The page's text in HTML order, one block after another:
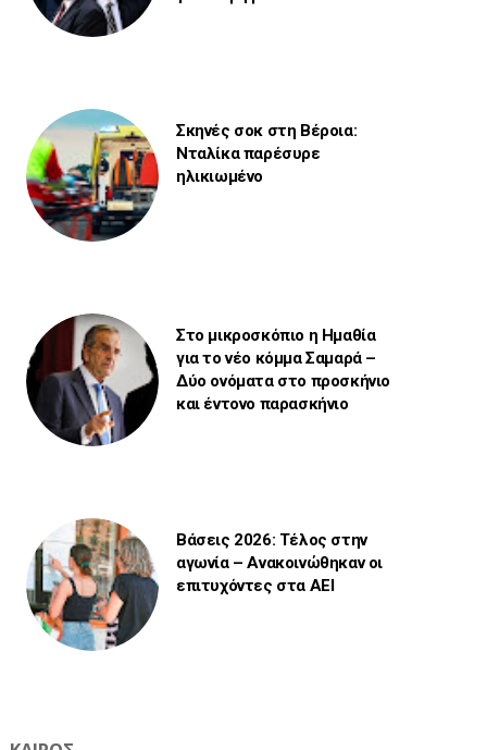
Σκηνές σοκ στη Βέροια:
Νταλίκα παρέσυρε
ηλικιωμένο
Στο μικροσκόπιο η Ημαθία
για το νέο κόμμα Σαμαρά –
Δύο ονόματα στο προσκήνιο
και έντονο παρασκήνιο
Βάσεις 2026: Τέλος στην
αγωνία – Ανακοινώθηκαν οι
επιτυχόντες στα ΑΕΙ